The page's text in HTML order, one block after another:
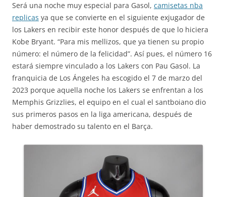
Será una noche muy especial para Gasol, camisetas nba
replicas ya que se convierte en el siguiente exjugador de
los Lakers en recibir este honor después de que lo hiciera
Kobe Bryant. “Para mis mellizos, que ya tienen su propio
número: el número de la felicidad”. Así pues, el número 16
estará siempre vinculado a los Lakers con Pau Gasol. La
franquicia de Los Ángeles ha escogido el 7 de marzo del
2023 porque aquella noche los Lakers se enfrentan a los
Memphis Grizzlies, el equipo en el cual el santboiano dio
sus primeros pasos en la liga americana, después de
haber demostrado su talento en el Barça.